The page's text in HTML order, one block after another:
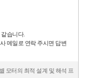
습니다.
메일로 연락 주시면 답변
모터의 최적 설계 및 해석 프